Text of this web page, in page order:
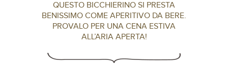
QUESTO BICCHIERINO SI PRESTA
BENISSIMO COME APERITIVO DA BERE.
PROVALO PER UNA CENA ESTIVA
ALL’ARIA APERTA!